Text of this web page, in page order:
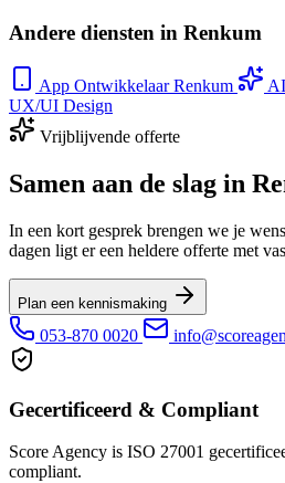
Andere diensten in Renkum
App Ontwikkelaar Renkum
UX/UI Design
Vrijblijvende offerte
Samen aan de slag in
In een kort gesprek brengen we je
dagen ligt er een heldere offerte met
Plan een kennismaking
053-870 0020
Gecertificeerd & Compliant
Score Agency is ISO 27001
compliant.